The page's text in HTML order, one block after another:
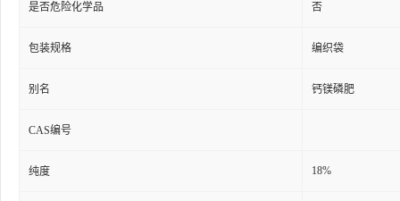
是否危险化学品 否
包装规格 编织袋
别名 钙镁磷肥
CAS编号
纯度 18%